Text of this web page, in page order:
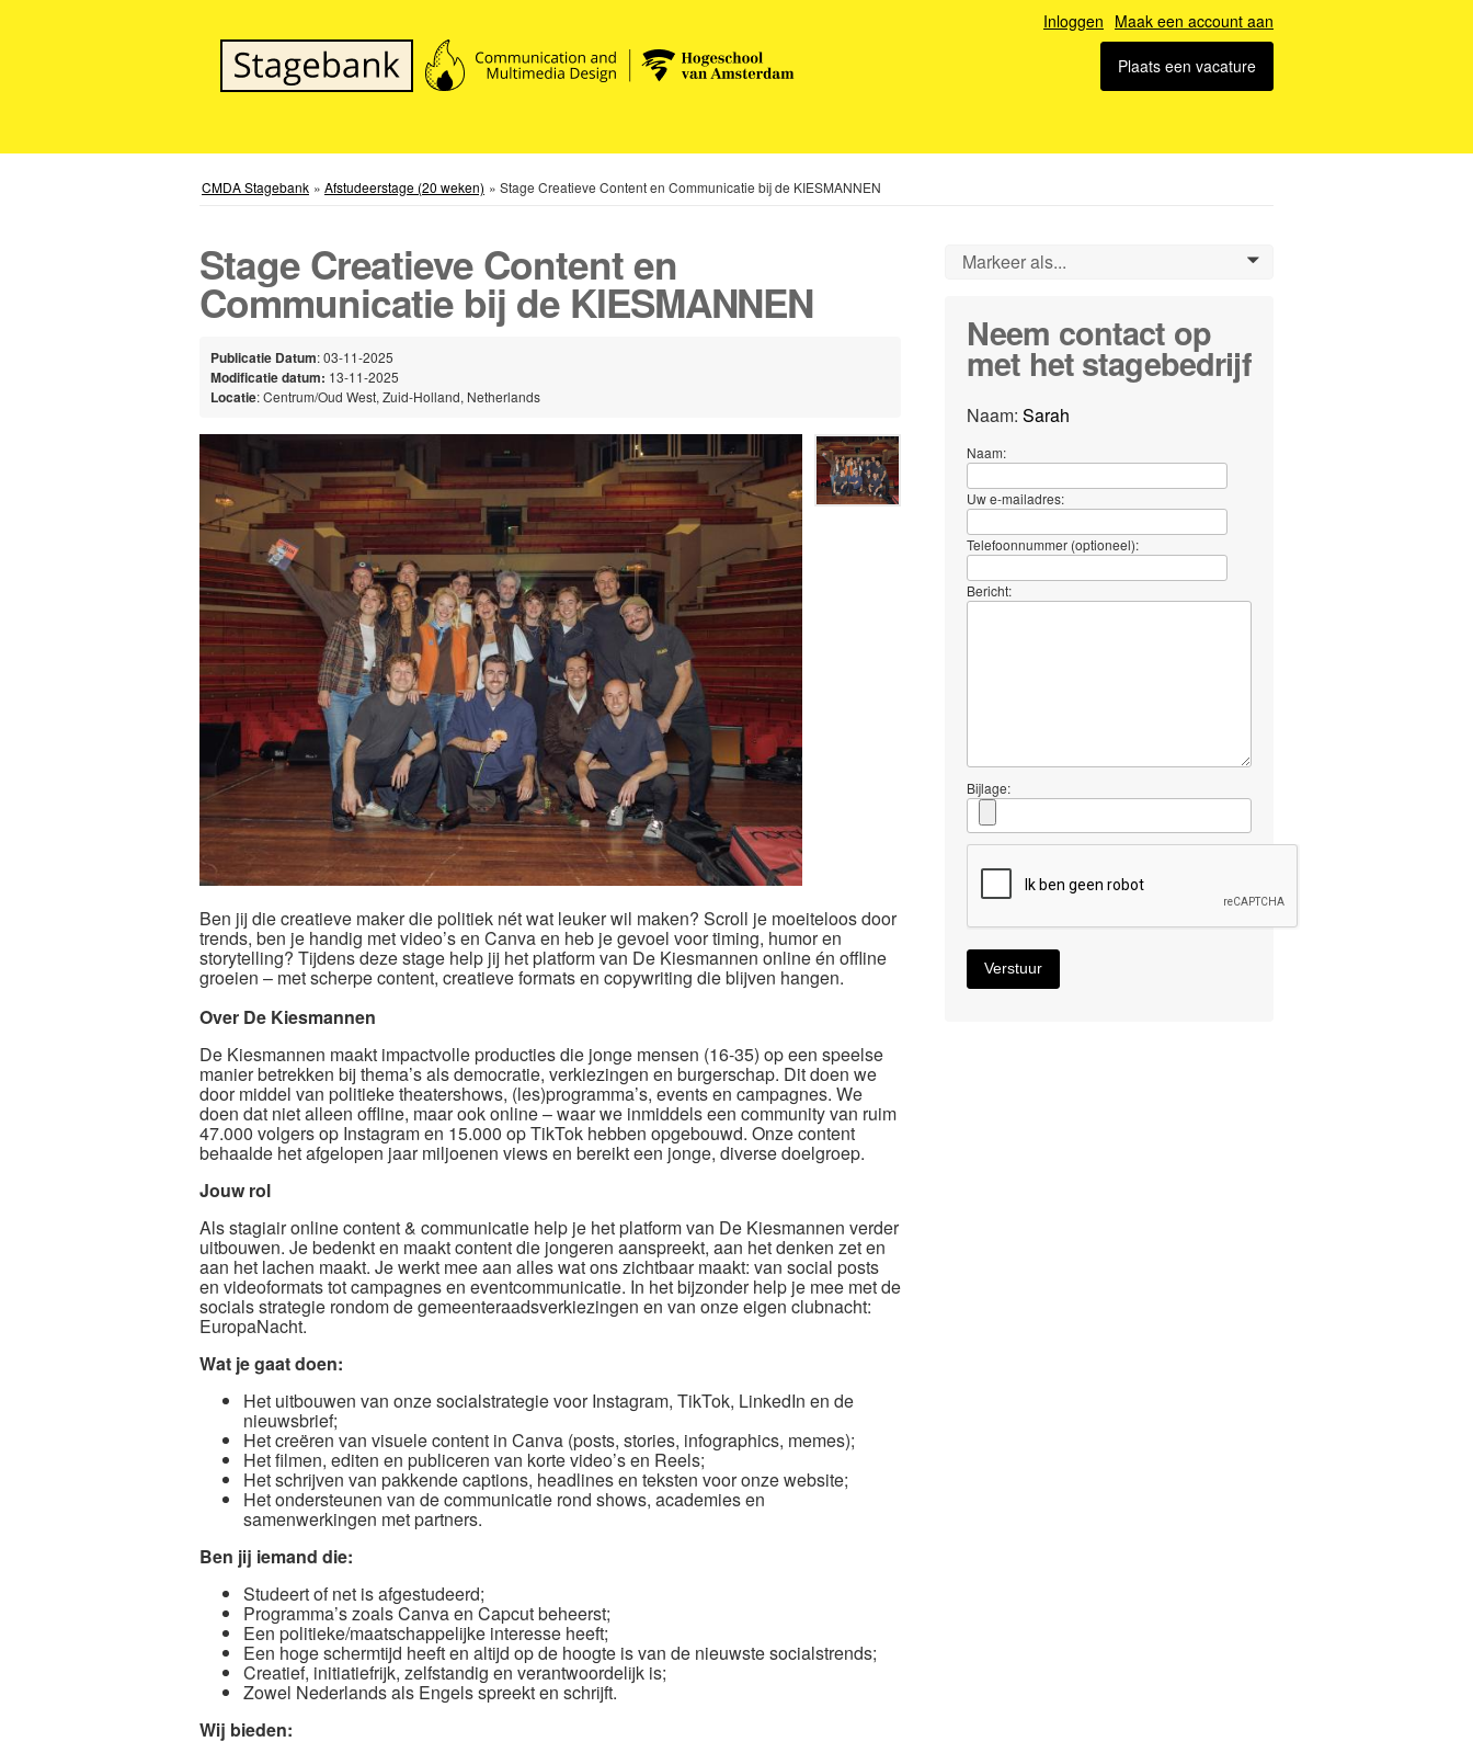
Inloggen Maak een account aan
Plaats een vacature
CMDA Stagebank » Afstudeerstage (20 weken) » Stage Creatieve Content en Communicatie bij de KIESMANNEN
Stage Creatieve Content en
Communicatie bij de KIESMANNEN
Publicatie Datum: 03-11-2025
Modificatie datum: 13-11-2025
Locatie: Centrum/Oud West, Zuid-Holland, Netherlands
Ben jij die creatieve maker die politiek nét wat leuker wil maken? Scroll je moeiteloos door
trends, ben je handig met video’s en Canva en heb je gevoel voor timing, humor en
storytelling? Tijdens deze stage help jij het platform van De Kiesmannen online én offline
groeien – met scherpe content, creatieve formats en copywriting die blijven hangen.
Over De Kiesmannen
De Kiesmannen maakt impactvolle producties die jonge mensen (16-35) op een speelse
manier betrekken bij thema’s als democratie, verkiezingen en burgerschap. Dit doen we
door middel van politieke theatershows, (les)programma’s, events en campagnes. We
doen dat niet alleen offline, maar ook online – waar we inmiddels een community van ruim
47.000 volgers op Instagram en 15.000 op TikTok hebben opgebouwd. Onze content
behaalde het afgelopen jaar miljoenen views en bereikt een jonge, diverse doelgroep.
Jouw rol
Als stagiair online content & communicatie help je het platform van De Kiesmannen verder
uitbouwen. Je bedenkt en maakt content die jongeren aanspreekt, aan het denken zet en
aan het lachen maakt. Je werkt mee aan alles wat ons zichtbaar maakt: van social posts
en videoformats tot campagnes en eventcommunicatie. In het bijzonder help je mee met de
socials strategie rondom de gemeenteraadsverkiezingen en van onze eigen clubnacht:
EuropaNacht.
Wat je gaat doen:
Het uitbouwen van onze socialstrategie voor Instagram, TikTok, LinkedIn en de
nieuwsbrief;
Het creëren van visuele content in Canva (posts, stories, infographics, memes);
Het filmen, editen en publiceren van korte video’s en Reels;
Het schrijven van pakkende captions, headlines en teksten voor onze website;
Het ondersteunen van de communicatie rond shows, academies en
samenwerkingen met partners.
Ben jij iemand die:
Studeert of net is afgestudeerd;
Programma’s zoals Canva en Capcut beheerst;
Een politieke/maatschappelijke interesse heeft;
Een hoge schermtijd heeft en altijd op de hoogte is van de nieuwste socialstrends;
Creatief, initiatiefrijk, zelfstandig en verantwoordelijk is;
Zowel Nederlands als Engels spreekt en schrijft.
Wij bieden:
Markeer als... 0
Neem contact op
met het stagebedrijf
Naam: Sarah
Naam:
Uw e-mailadres:
Telefoonnummer (optioneel):
Bericht:
Bijlage:
Verstuur